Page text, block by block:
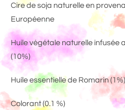
Cire de soja naturelle en
Européenne
Huile végétale naturelle infusée
(10%)
Huile essentielle de Romarin
Colorant (0.1 %)